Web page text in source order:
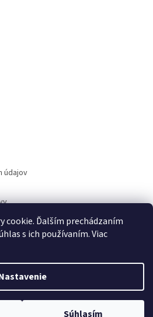
cookie. Ďalším prechádzaním
s ich používaním. Viac
Súhlasím
údajov
. Všetky práva vyhradené.Upraviť